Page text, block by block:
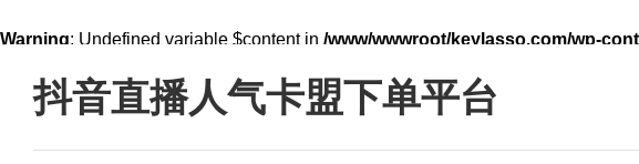
Warning: Undefined variable $content in /www/wwwroot/keylasso.com/wp-
content抖音直播人气卡盟下单平台